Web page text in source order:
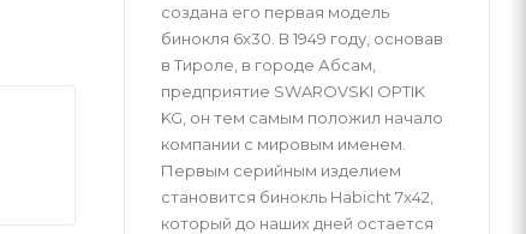
создана его первая модель
бинокля 6x30. В 1949 году, основав
в Тироле, в городе Абсам,
предприятие SWAROVSKI OPTIK
KG, он тем самым положил начало
компании с мировым именем.
Первым серийным изделием
становится бинокль Habicht 7x42,
который до наших дней остается